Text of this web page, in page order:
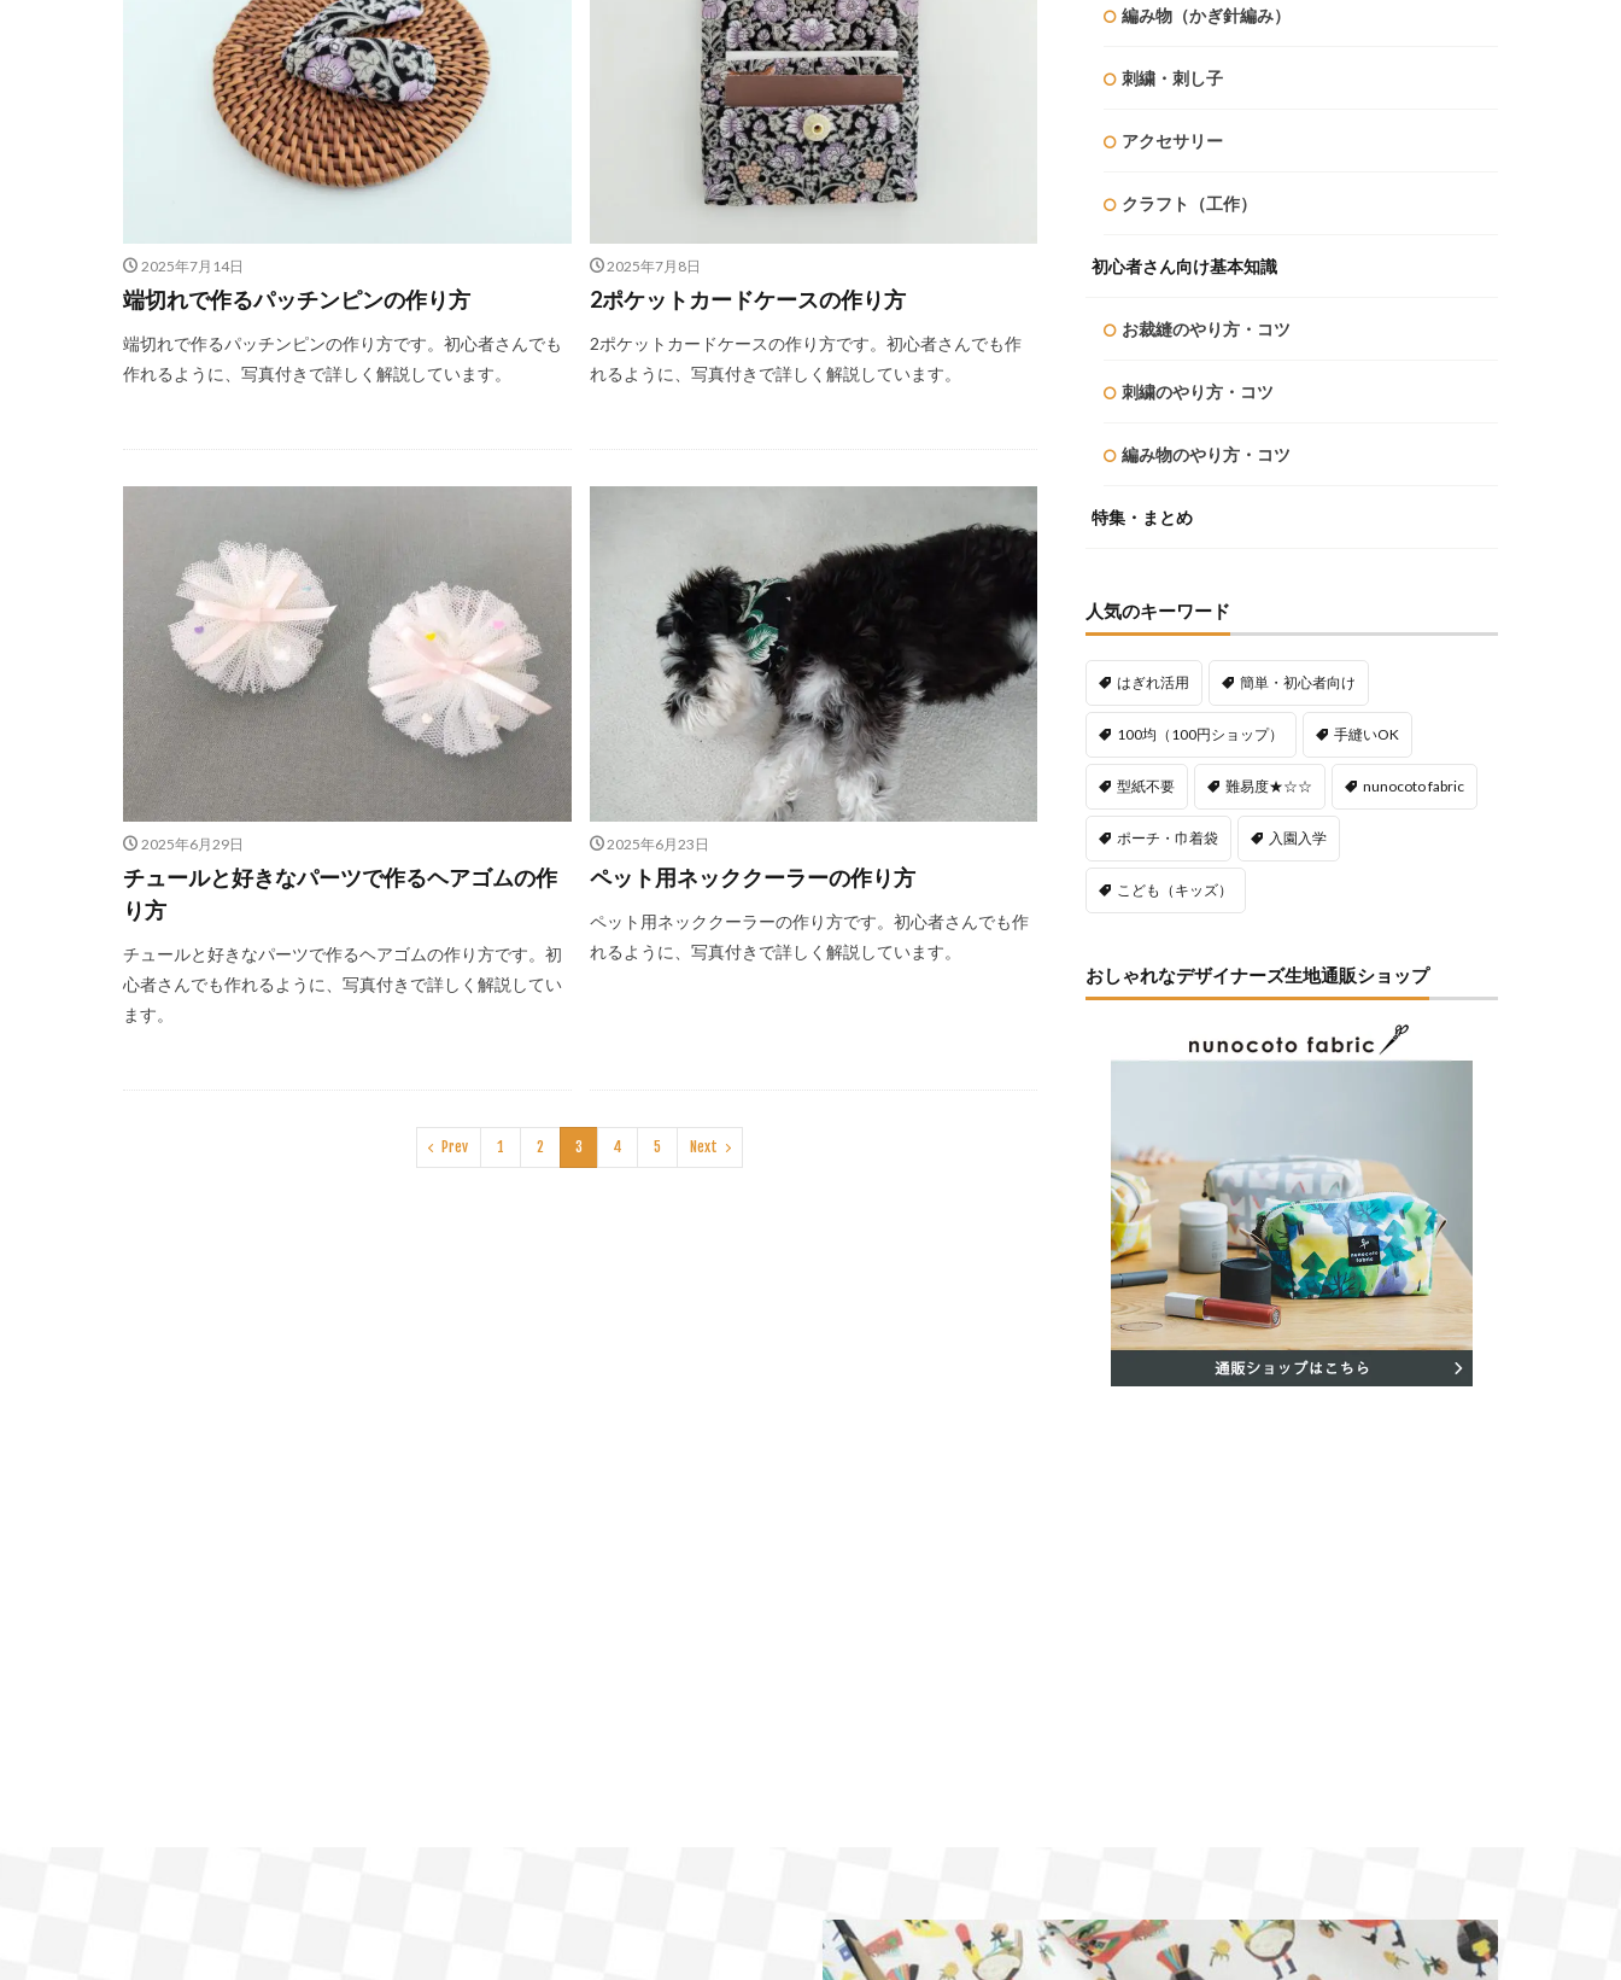
2025年7月14日
端切れで作るパッチンピンの作り方
端切れで作るパッチンピンの作り方です。初心者さんでも
作れるように、写真付きで詳しく解説しています。
2025年7月8日
2ポケットカードケースの作り方
2ポケットカードケースの作り方です。初心者さんでも作
れるように、写真付きで詳しく解説しています。
2025年6月29日
チュールと好きなパーツで作るヘアゴムの作
り方
チュールと好きなパーツで作るヘアゴムの作り方です。初
心者さんでも作れるように、写真付きで詳しく解説してい
ます。
2025年6月23日
ペット用ネッククーラーの作り方
ペット用ネッククーラーの作り方です。初心者さんでも作
れるように、写真付きで詳しく解説しています。
Prev 1 2 3 4 5 Next
編み物（かぎ針編み）
刺繍・刺し子
アクセサリー
クラフト（工作）
初心者さん向け基本知識
お裁縫のやり方・コツ
刺繍のやり方・コツ
編み物のやり方・コツ
特集・まとめ
人気のキーワード
はぎれ活用 簡単・初心者向け
100均（100円ショップ） 手縫いOK
型紙不要 難易度★☆☆ nunocoto fabric
ポーチ・巾着袋 入園入学
こども（キッズ）
おしゃれなデザイナーズ生地通販ショップ